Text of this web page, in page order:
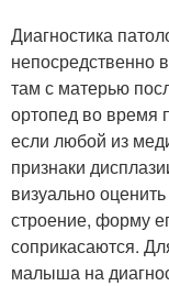
Диагностика
непосредственно
там с матерью
ортопед во время
если любой из
признаки
визуально
строение, форму
соприкасаются.
малыша на